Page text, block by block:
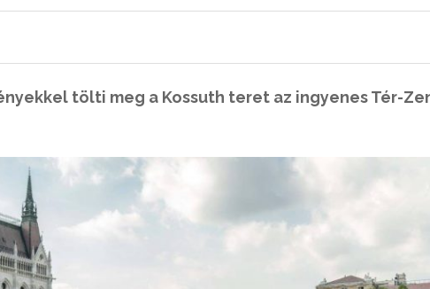
tölti meg a Kossuth teret az ingyenes Tér-